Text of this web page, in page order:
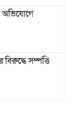
অভিযোগে
সম্পত্তি